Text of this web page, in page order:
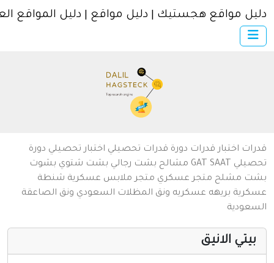
× الرئيسية
اتصل بنا
تسجيل
دخول
سياسة الخصوصية
شروط الاستخدام
كمبيوتر وبرامج
مواقع هجستيك | دليل مواقع | دليل المواقع العربية
اختبار قدرات دورة قدرات تحصيلي اختبار تحصيلي دورة
SAAT
GAT مشالح بشت رجالي بشت شتوي بشوت
مشلح متجر عسكري متجر ملابس عسكرية شنطة
بريهه عسكريه ونق المظلات السعودي ونق الصاعقة
الانيق